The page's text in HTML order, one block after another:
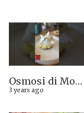
Osmosi di Montepulciano nuova stella Michelin. Avevamo visto lungo il 14.08.2023
3 years ago